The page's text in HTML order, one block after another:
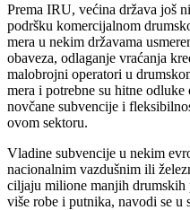
Prema IRU, većina država još
podršku komercijalnom
mera u nekim državama
obaveza, odlaganje vraćanja
malobrojni operatori u
mera i potrebne su hitne
novčane subvencije i
ovom sektoru.
Vladine subvencije u nekim
nacionalnim vazdušnim ili
ciljaju milione manjih
više robe i putnika, navodi se u